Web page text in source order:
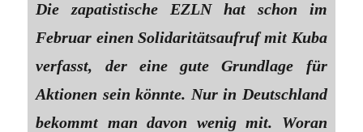
Die zapatistische EZLN hat schon im
Februar einen Solidaritätsaufruf mit Kuba
verfasst, der eine gute Grundlage für
Aktionen sein könnte. Nur in Deutschland
bekommt man davon wenig mit. Woran